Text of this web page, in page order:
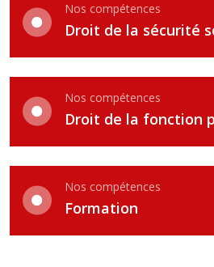
Nos compétences
Droit de la sécurité
Nos compétences
Droit de la fonction
Nos compétences
Formation